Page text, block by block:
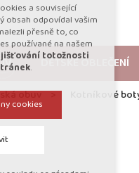
DĚTSKÉ OBLEČENÍ
obuv Kotníkové
a související
obsah odpovídal vašim
přesně to, co
používané na našem
totožnosti
.
cookies